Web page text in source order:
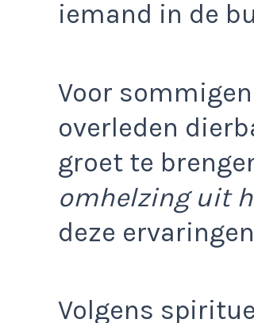
iemand in de
Voor
overleden
groet te
omhelzing uit
deze
Volgens